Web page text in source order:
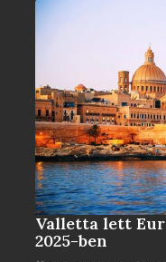
Valletta lett
2025-ben